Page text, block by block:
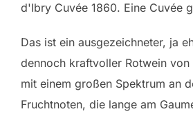
d'Ibry Cuvée 1860. Eine Cuvée
Das ist ein ausgezeichneter, ja
dennoch kraftvoller Rotwein von
mit einem großen Spektrum an
Fruchtnoten, die lange am